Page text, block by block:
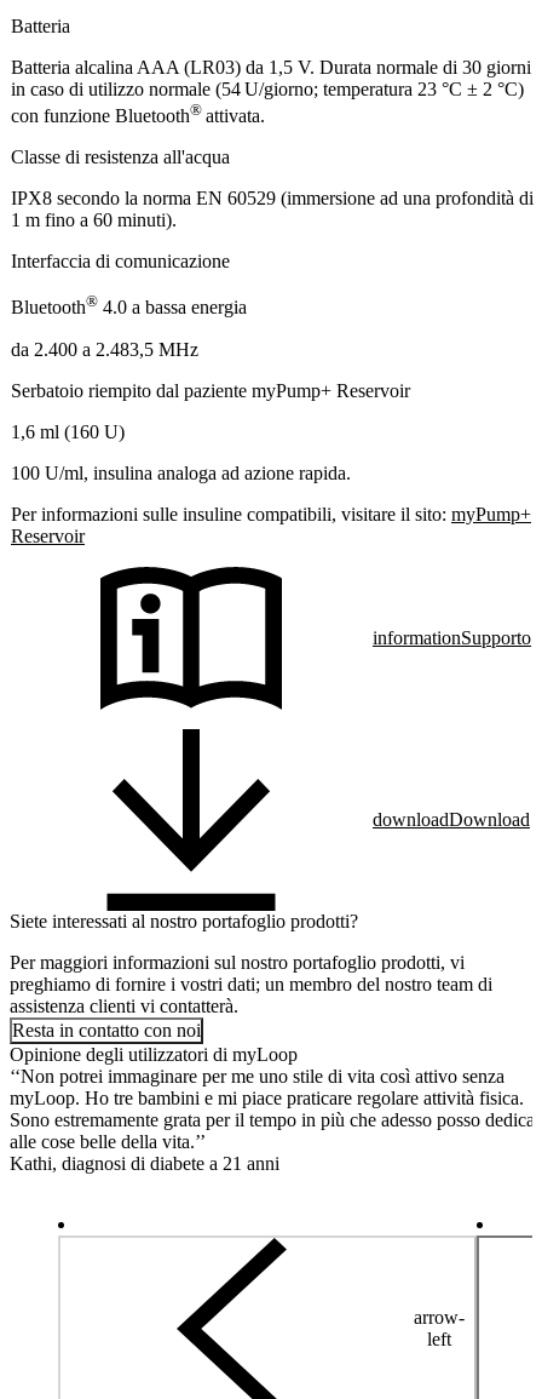
Batteria
Batteria alcalina AAA (LR03) da 1,5 V. Durata normale di 30 giorni
in caso di utilizzo normale (54 U/giorno; temperatura 23 °C ± 2 °C)
con funzione Bluetooth® attivata.
Classe di resistenza all'acqua
IPX8 secondo la norma EN 60529 (immersione ad una profondità di
1 m fino a 60 minuti).
Interfaccia di comunicazione
Bluetooth® 4.0 a bassa energia
da 2.400 a 2.483,5 MHz
Serbatoio riempito dal paziente myPump+ Reservoir
1,6 ml (160 U)
100 U/ml, insulina analoga ad azione rapida.
Per informazioni sulle insuline compatibili, visitare il sito: myPump+
Reservoir
informationSupporto
downloadDownload
Siete interessati al nostro portafoglio prodotti?
Per maggiori informazioni sul nostro portafoglio prodotti, vi
preghiamo di fornire i vostri dati; un membro del nostro team di
assistenza clienti vi contatterà.
Resta in contatto con noi
Opinione degli utilizzatori di myLoop
‘‘Non potrei immaginare per me uno stile di vita così attivo senza
myLoop. Ho tre bambini e mi piace praticare regolare attività fisica.
Sono estremamente grata per il tempo in più che adesso posso
alle cose belle della vita.’’
Kathi, diagnosi di diabete a 21 anni
arrow-
left